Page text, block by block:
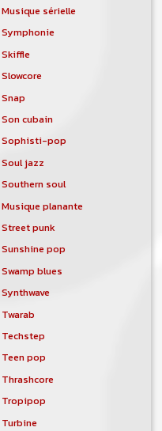
Musique sérielle
Symphonie
Skiffle
Slowcore
Snap
Son cubain
Sophisti-pop
Soul jazz
Southern soul
Musique planante
Street punk
Sunshine pop
Swamp blues
Synthwave
Twarab
Techstep
Teen pop
Thrashcore
Tropipop
Turbine